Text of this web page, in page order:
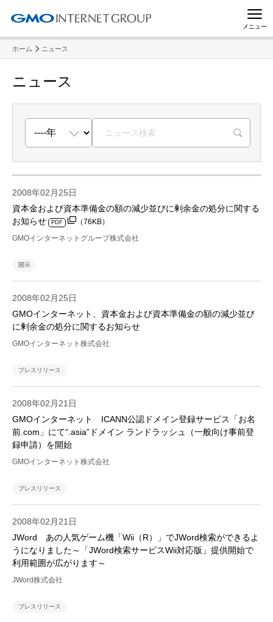
メニュー
ホーム ニュース
ニュース
2008年02月25日
資本金および資本準備金の額の減少並びに剰余金の処分に関する
お知らせ
PDF
（76KB）
GMOインターネットグループ株式会社
開示
2008年02月25日
GMOインターネット、資本金および資本準備金の額の減少並び
に剰余金の処分に関するお知らせ
GMOインターネット株式会社
プレスリリース
2008年02月21日
GMOインターネット ICANN公認ドメイン登録サービス「お名
前.com」にて“.asia”ドメイン ランドラッシュ（一般向け事前登
録申請）を開始
GMOインターネット株式会社
プレスリリース
2008年02月21日
JWord あの人気ゲーム機「Wii（R）」でJWord検索ができるよ
うになりました～「JWord検索サービスWii対応版」提供開始で
利用範囲が広がります～
JWord株式会社
プレスリリース